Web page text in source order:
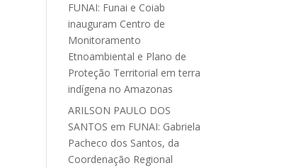
FUNAI: Funai e Coiab
inauguram Centro de
Monitoramento
Etnoambiental e Plano de
Proteção Territorial em terra
indígena no Amazonas
ARILSON PAULO DOS
SANTOS em FUNAI: Gabriela
Pacheco dos Santos, da
Coordenação Regional